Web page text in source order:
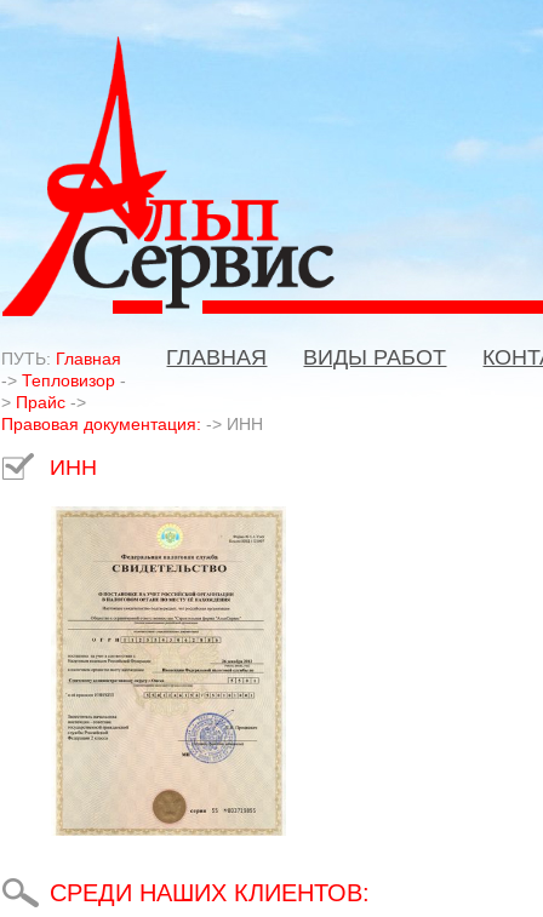
ГЛАВНАЯ ВИДЫ РАБОТ
ПУТЬ: Главная
->Тепловизор -
> Прайс ->
Правовая документация: -> ИНН
ИНН
СРЕДИ НАШИХ КЛИЕНТОВ: